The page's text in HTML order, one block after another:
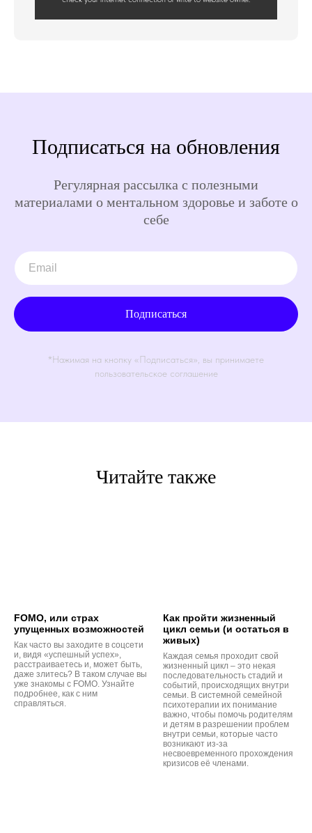
Подписаться на обновления
Регулярная рассылка с полезными
материалами о ментальном здоровье и заботе о
себе
Подписаться
*Нажимая на кнопку «Подписаться», вы принимаете
пользовательское соглашение
Читайте также
FOMO, или страх
упущенных возможностей
Как часто вы заходите в соцсети
и, видя «успешный успех»,
расстраиваетесь и, может быть,
даже злитесь? В таком случае вы
уже знакомы с FOMO. Узнайте
подробнее, как с ним
справляться.
Как пройти жизненный
цикл семьи (и остаться в
живых)
Каждая семья проходит свой
жизненный цикл – это некая
последовательность стадий и
событий, происходящих внутри
семьи. В системной семейной
психотерапии их понимание
важно, чтобы помочь родителям
и детям в разрешении проблем
внутри семьи, которые часто
возникают из-за
несвоевременного прохождения
кризисов её членами.